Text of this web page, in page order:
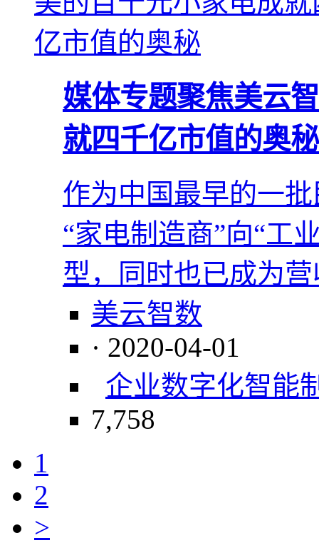
媒体专题聚焦美云
就四千亿市值的奥秘
作为中国最早的一
“家电制造商”向“工
型，同时也已成为
美云智数
· 2020-04-01
企业数字化智能
7,758
1
2
>